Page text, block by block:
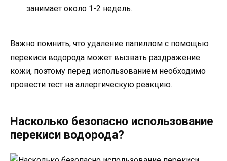
занимает около 1-2 недель.
Важно помнить, что удаление папиллом с помощью
перекиси водорода может вызвать раздражение
кожи, поэтому перед использованием необходимо
провести тест на аллергическую реакцию.
Насколько безопасно использование
перекиси водорода?